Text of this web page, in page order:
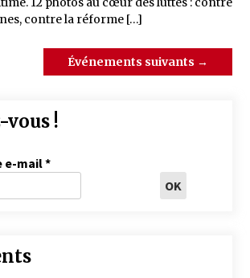
contre la réforme […]
Événements suivants →
vous !
e-mail*